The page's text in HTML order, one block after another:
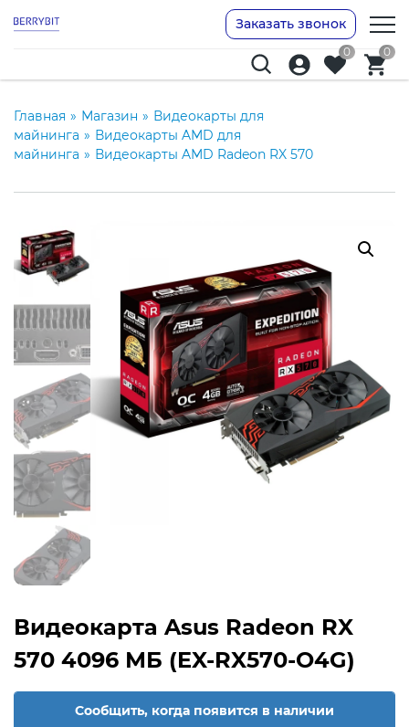
Заказать звонок
0 0
Главная » Магазин » Видеокарты для
майнинга » Видеокарты AMD для
майнинга » Видеокарты AMD Radeon RX 570
Видеокарта Asus Radeon RX
570 4096 МБ (EX-RX570-O4G)
Сообщить, когда появится в наличии